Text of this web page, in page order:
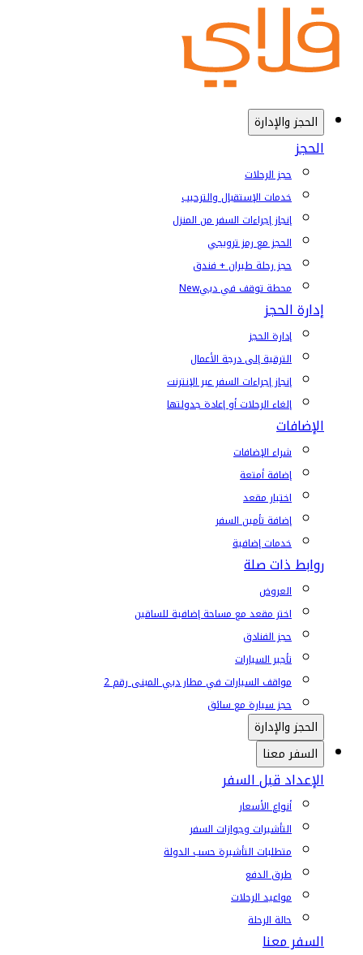
الحجز والإدارة
الحجز
حجز الرحلات
خدمات الإستقبال والترحيب
إنجاز إجراءات السفر من المنزل
الحجز مع رمز ترويجي
حجز رحلة طيران + فندق
محطة توقف في دبيNew
إدارة الحجز
إدارة الحجز
الترقية إلى درجة الأعمال
إنجاز إجراءات السفر عبر الإنترنت
إلغاء الرحلات أو إعادة جدولتها
الإضافات
شراء الإضافات
إضافة أمتعة
اختيار مقعد
إضافة تأمين السفر
خدمات إضافية
روابط ذات صلة
العروض
اختر مقعد مع مساحة إضافية للساقين
حجز الفنادق
تأجير السيارات
مواقف السيارات في مطار دبي المبنى رقم 2
حجز سيارة مع سائق
الحجز والإدارة
السفر معنا
الإعداد قبل السفر
أنواع الأسعار
التأشيرات وجوازات السفر
متطلبات التأشيرة حسب الدولة
طرق الدفع
مواعيد الرحلات
حالة الرحلة
السفر معنا